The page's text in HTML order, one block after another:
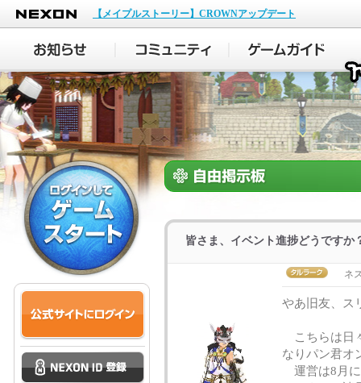
NEXON
【メイプルストーリー】CROWNアップデート
皆さま、イベント進捗どうですか
ネ
やあ旧友、ス
こちらは日
なりパン君
運営は8月に